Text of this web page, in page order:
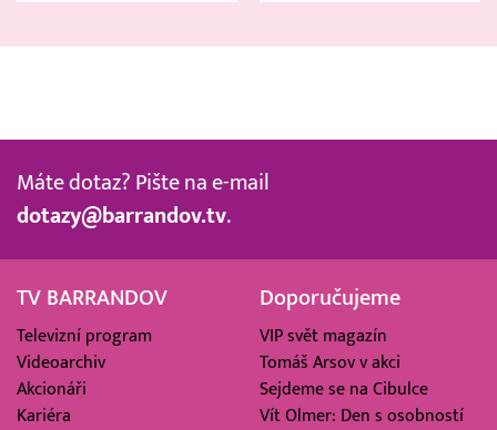
Máte dotaz? Pište na e-mail
dotazy@barrandov.tv.
TV BARRANDOV
Televizní program
Videoarchiv
Akcionáři
Kariéra
Doporučujeme
VIP svět magazín
Tomáš Arsov v akci
Sejdeme se na Cibulce
Vít Olmer: Den s osobností